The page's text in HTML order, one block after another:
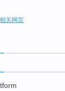
相关网页